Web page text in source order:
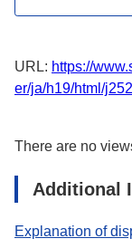
URL: https://
er/ja/h19/html/
There are no
Additional
Explanation of